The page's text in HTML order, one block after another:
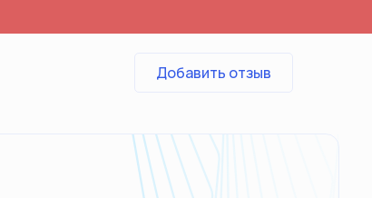
Добавить отзыв